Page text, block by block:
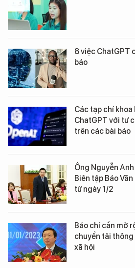
8 việc ChatGPT
báo
Các tạp chí
ChatGPT với tư
trên các bài báo
Ông Nguyễn
Biên tập Báo
từ ngày 1/2
Báo chí cần mở
chuyển tải
xã hội